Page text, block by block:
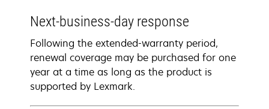
Next-business-day response
Following the extended-warranty period,
renewal coverage may be purchased for one
year at a time as long as the product is
supported by Lexmark.